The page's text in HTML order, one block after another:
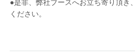
●是非、弊社ブースへお立ち寄り頂き
ください。